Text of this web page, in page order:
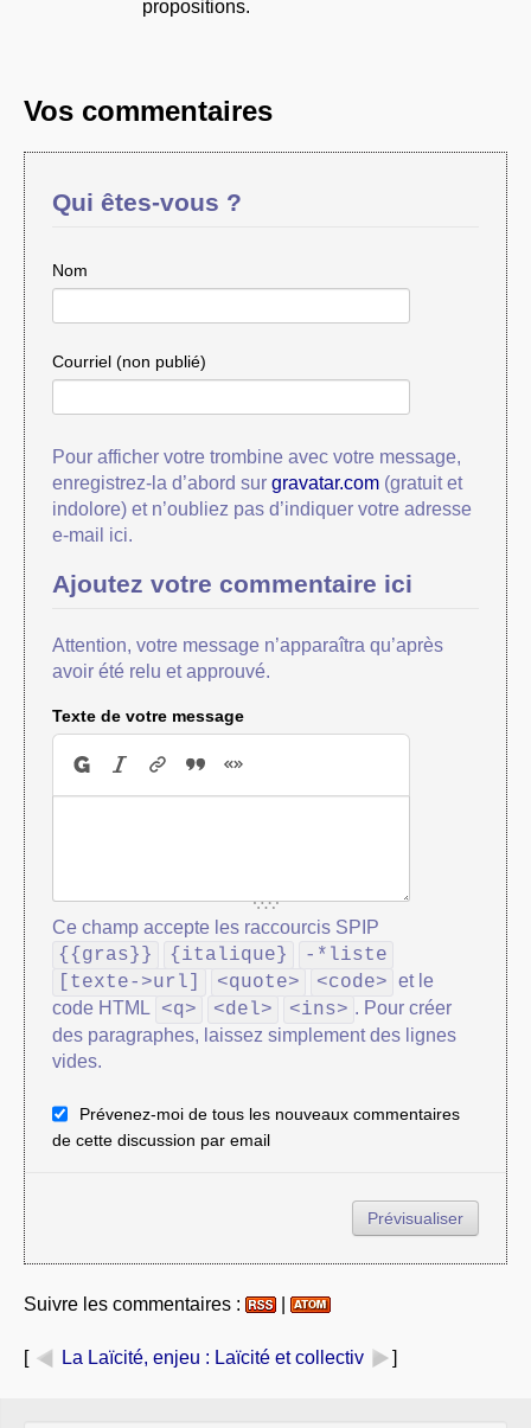
propositions.
Vos commentaires
Qui êtes-vous ?
Nom
Courriel (non publié)
Pour afficher votre trombine avec votre message,
enregistrez-la d’abord sur gravatar.com(gratuit et
indolore) et n’oubliez pas d’indiquer votre adresse
e-mail ici.
Ajoutez votre commentaire ici
Attention, votre message n’apparaîtra qu’après
avoir été relu et approuvé.
Texte de votre message
Ce champ accepte les raccourcis SPIP
{{gras}} {italique}
-*liste
[texte->url]
<quote> <code> et le
code HTML
<q> <del> <ins> . Pour créer
des paragraphes, laissez simplement des lignes
vides.
Prévenez-moi de tous les nouveaux commentaires
de cette discussion par email
Suivre les commentaires :
[ La Laïcité, enjeu : Laïcité et collectiv ]